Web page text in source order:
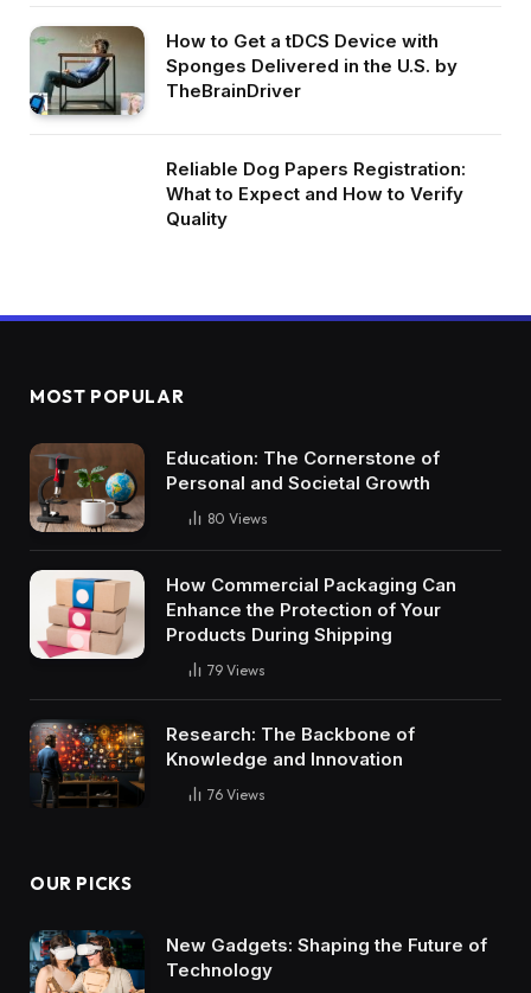
How to Get a tDCS Device with
Sponges Delivered in the U.S. by
TheBrainDriver
Reliable Dog Papers Registration:
What to Expect and How to Verify
Quality
MOST POPULAR
Education: The Cornerstone of
Personal and Societal Growth
80 Views
How Commercial Packaging Can
Enhance the Protection of Your
Products During Shipping
79 Views
Research: The Backbone of
Knowledge and Innovation
76 Views
OUR PICKS
New Gadgets: Shaping the Future of
Technology